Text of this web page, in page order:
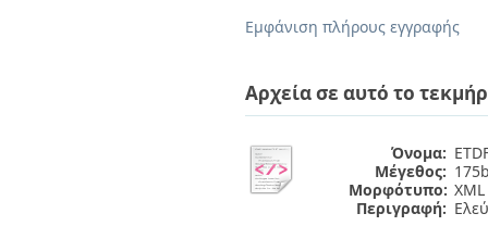
Εμφάνιση πλήρους εγγραφής
Αρχεία σε αυτό το
Όνομα:
Μέγεθος:
Μορφότυπο: XML
Περιγραφή: